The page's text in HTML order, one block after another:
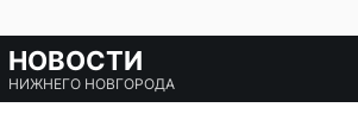
НОВОСТИ
НИЖНЕГО НОВГОРОДА